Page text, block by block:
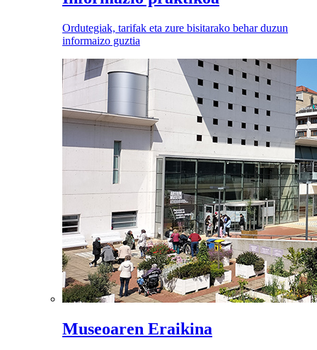
Ordutegiak, tarifak eta zure bisitarako behar duzun
informaizo guztia
Museoaren Eraikina